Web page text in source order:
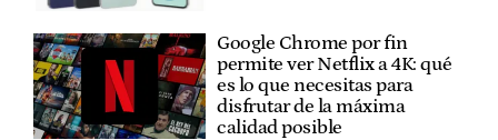
Google Chrome por fin
permite ver Netflix a 4K: qué
es lo que necesitas para
disfrutar de la máxima
calidad posible